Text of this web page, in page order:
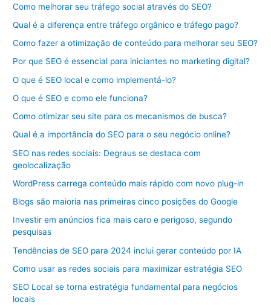
Como melhorar seu tráfego social através do SEO?
Qual é a diferença entre tráfego orgânico e tráfego pago?
Como fazer a otimização de conteúdo para melhorar seu SEO?
Por que SEO é essencial para iniciantes no marketing digital?
O que é SEO local e como implementá-lo?
O que é SEO e como ele funciona?
Como otimizar seu site para os mecanismos de busca?
Qual é a importância do SEO para o seu negócio online?
SEO nas redes sociais: Degraus se destaca com
geolocalização
WordPress carrega conteúdo mais rápido com novo plug-in
Blogs são maioria nas primeiras cinco posições do Google
Investir em anúncios fica mais caro e perigoso, segundo
pesquisas
Tendências de SEO para 2024 inclui gerar conteúdo por IA
Como usar as redes sociais para maximizar estratégia SEO
SEO Local se torna estratégia fundamental para negócios
locais